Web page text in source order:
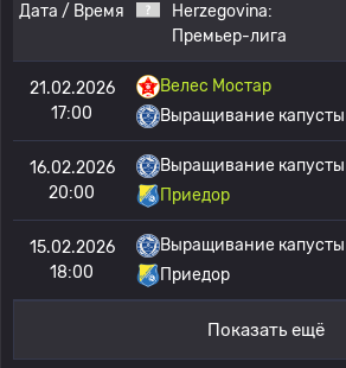
Дата / Время
Herzegovina:
Премьер-лига
21.02.2026
17:00
Велес Мостар
Выращивание капусты
16.02.2026
20:00
Выращивание капусты
Приедор
15.02.2026
18:00
Выращивание капусты
Приедор
Показать ещё